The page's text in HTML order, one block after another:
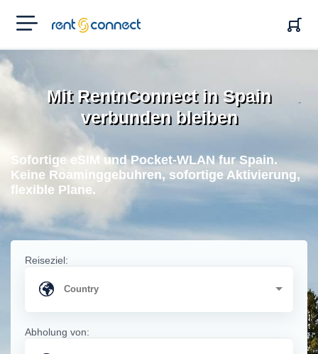
RENT'N
CONNECT
Mit RentnConnect in Spain
verbunden bleiben
Sofortige eSIM und Pocket-WLAN fur Spain.
Keine Roaminggebuhren, sofortige Aktivierung,
flexible Plane.
Reiseziel:
Abholung von: